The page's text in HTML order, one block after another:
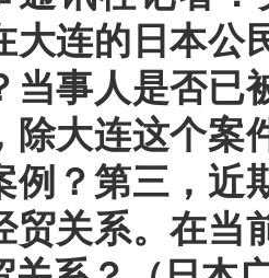
大连的日本公
当事人是否已
除大连这个案
例？第三，近
贸关系。在当